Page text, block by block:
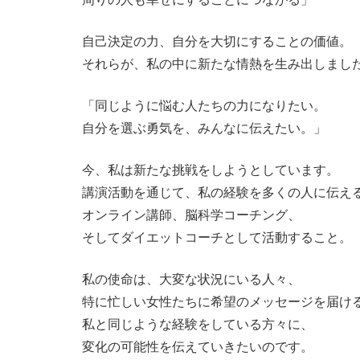
自己決定の力、自分を大切にすることの価値。
それらが、私の中に新たな情熱を生み出しまし
「同じように悩む人たちの力になりたい。
自分を選ぶ勇気を、みんなに伝えたい。」
今、私は新たな挑戦をしようとしています。
講演活動を通じて、私の経験を多くの人に伝え
オンライン講師、脳科学コーチング、
そしてダイエットコーチとして活動すること。
私の使命は、大変な状況にいる人々、
特に忙しい女性たちに希望のメッセージを届け
私と同じような経験をしている方々に、
変化の可能性を伝えていきたいのです。